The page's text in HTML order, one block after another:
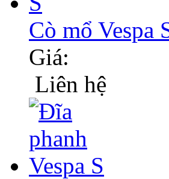
Cò mổ Vespa
Giá:
Liên hệ